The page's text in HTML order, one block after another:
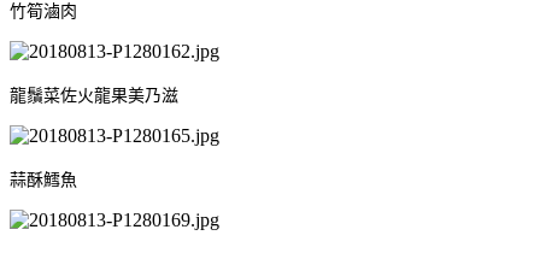
竹筍滷肉
龍鬚菜佐火龍果美乃滋
蒜酥鱈魚